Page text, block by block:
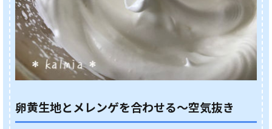
卵黄生地とメレンゲを合わせる～空気抜き